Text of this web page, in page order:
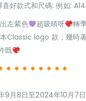
好款式和尺碼: 例如:
左紫色 超吸晴呀
轉
Classic logo 款，幾時
既
9月8日至2024年10月7日